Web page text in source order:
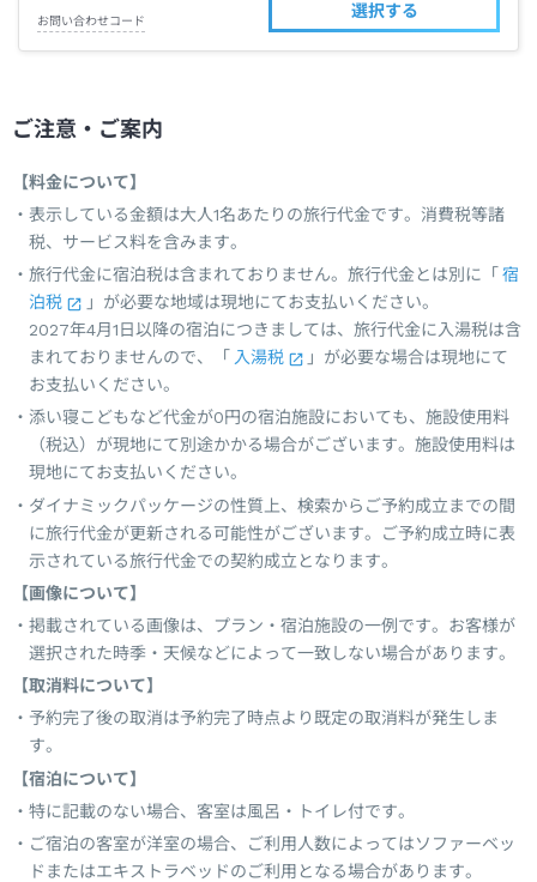
お問い合わせコード
選択する
ご注意・ご案内
【料金について】
表示している金額は大人1名あたりの旅行代金です。消費税等諸
税、サービス料を含みます。
旅行代金に宿泊税は含まれておりません。旅行代金とは別に「 宿
泊税
」が必要な地域は現地にてお支払いください。
2027年4月1日以降の宿泊につきましては、旅行代金に入湯税は含
まれておりませんので、「 入湯税
」が必要な場合は現地にて
お支払いください。
添い寝こどもなど代金が0円の宿泊施設においても、施設使用料
（税込）が現地にて別途かかる場合がございます。施設使用料は
現地にてお支払いください。
ダイナミックパッケージの性質上、検索からご予約成立までの間
に旅行代金が更新される可能性がございます。ご予約成立時に表
示されている旅行代金での契約成立となります。
【画像について】
掲載されている画像は、プラン・宿泊施設の一例です。お客様が
選択された時季・天候などによって一致しない場合があります。
【取消料について】
予約完了後の取消は予約完了時点より既定の取消料が発生しま
す。
【宿泊について】
特に記載のない場合、客室は風呂・トイレ付です。
ご宿泊の客室が洋室の場合、ご利用人数によってはソファーベッ
ドまたはエキストラベッドのご利用となる場合があります。